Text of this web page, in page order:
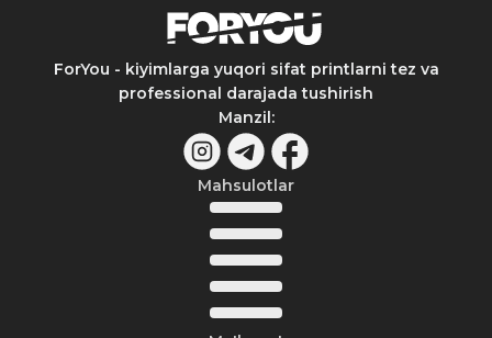
ForYou - kiyimlarga yuqori sifat printlarni tez va
professional darajada tushirish
Manzil:
Mahsulotlar